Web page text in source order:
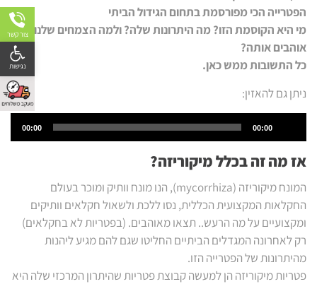
הפטרייה הכי מפורסמת בתחום הגידול הביתי
מי היא הקוסמת הזו? מה היתרונות שלה? ולמה הצמחים שלנו כ"כ
אוהבים אותה?
כל התשובות ממש כאן.
ניתן גם להאזין:
00:00
00:00
אז מה זה בכלל מיקוריזה?
המונח מיקוריזה (mycorrhiza), הנו מונח וותיק ומוכר בעולם
החקלאות המקצועית הכללית, נסו ללכת ולשאול חקלאים וותיקים
ומקצועיים על מה הרעש.. תצאו מאוהבים. (בפטריות לא בחקלאים)
רק לאחרונה המגדלים הביתיים החליטו שגם להם מגיע ליהנות
מהיתרונות של הפטרייה הזו.
פטריות מיקוריזה הן למעשה קבוצת פטריות שהיתרון המרכזי שלה היא
צור קשר